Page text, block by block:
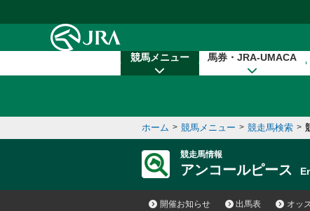
競馬メニュー 馬券・JRA-UMACA
ホーム > 競馬メニュー > 競走馬検索 >
競走馬情報
アンコールピース
開催お知らせ 出馬表 オッ